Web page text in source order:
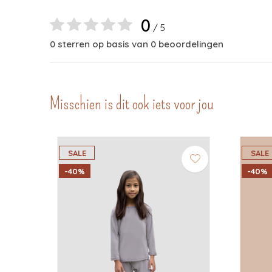
0 / 5
0 sterren op basis van 0 beoordelingen
Misschien is dit ook iets voor jou
SALE
-40%
SALE
-40%